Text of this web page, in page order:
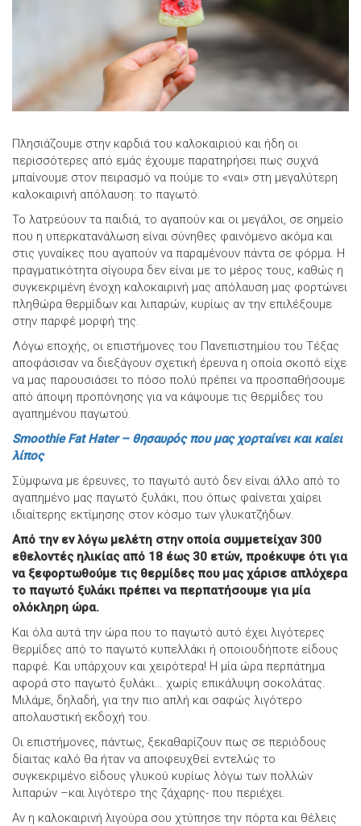
Πλησιάζουμε στην καρδιά του καλοκαιριού και ήδη οι
περισσότερες από εμάς έχουμε παρατηρήσει πως συχνά
μπαίνουμε στον πειρασμό να πούμε το «ναι» στη μεγαλύτερη
καλοκαιρινή απόλαυση: το παγωτό.
Το λατρεύουν τα παιδιά, το αγαπούν και οι μεγάλοι, σε σημείο
που η υπερκατανάλωση είναι σύνηθες φαινόμενο ακόμα και
στις γυναίκες που αγαπούν να παραμένουν πάντα σε φόρμα. Η
πραγματικότητα σίγουρα δεν είναι με το μέρος τους, καθώς η
συγκεκριμένη ένοχη καλοκαιρινή μας απόλαυση μας φορτώνει
πληθώρα θερμίδων και λιπαρών, κυρίως αν την επιλέξουμε
στην παρφέ μορφή της.
Λόγω εποχής, οι επιστήμονες του Πανεπιστημίου του Τέξας
αποφάσισαν να διεξάγουν σχετική έρευνα η οποία σκοπό είχε
να μας παρουσιάσει το πόσο πολύ πρέπει να προσπαθήσουμε
από άποψη προπόνησης για να κάψουμε τις θερμίδες του
αγαπημένου παγωτού.
Smoothie Fat Hater – θησαυρός που μας χορταίνει και καίει
λίπος
Σύμφωνα με έρευνες, το παγωτό αυτό δεν είναι άλλο από το
αγαπημένο μας παγωτό ξυλάκι, που όπως φαίνεται χαίρει
ιδιαίτερης εκτίμησης στον κόσμο των γλυκατζήδων.
Από την εν λόγω μελέτη στην οποία συμμετείχαν 300
εθελοντές ηλικίας από 18 έως 30 ετών, προέκυψε ότι για
να ξεφορτωθούμε τις θερμίδες που μας χάρισε απλόχερα
το παγωτό ξυλάκι πρέπει να περπατήσουμε για μία
ολόκληρη ώρα.
Και όλα αυτά την ώρα που το παγωτό αυτό έχει λιγότερες
θερμίδες από το παγωτό κυπελλάκι ή οποιουδήποτε είδους
παρφέ. Και υπάρχουν και χειρότερα! Η μία ώρα περπάτημα
αφορά στο παγωτό ξυλάκι… χωρίς επικάλυψη σοκολάτας.
Μιλάμε, δηλαδή, για την πιο απλή και σαφώς λιγότερο
απολαυστική εκδοχή του.
Οι επιστήμονες, πάντως, ξεκαθαρίζουν πως σε περιόδους
δίαιτας καλό θα ήταν να αποφευχθεί εντελώς το
συγκεκριμένο είδους γλυκού κυρίως λόγω των πολλών
λιπαρών –και λιγότερο της ζάχαρης- που περιέχει.
Αν η καλοκαιρινή λιγούρα σου χτύπησε την πόρτα και θέλεις